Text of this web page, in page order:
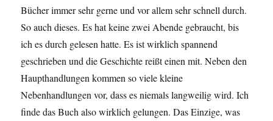
Bücher immer sehr gerne und vor allem sehr schnell durch.
So auch dieses. Es hat keine zwei Abende gebraucht, bis
ich es durch gelesen hatte. Es ist wirklich spannend
geschrieben und die Geschichte reißt einen mit. Neben den
Haupthandlungen kommen so viele kleine
Nebenhandlungen vor, dass es niemals langweilig wird. Ich
finde das Buch also wirklich gelungen. Das Einzige, was